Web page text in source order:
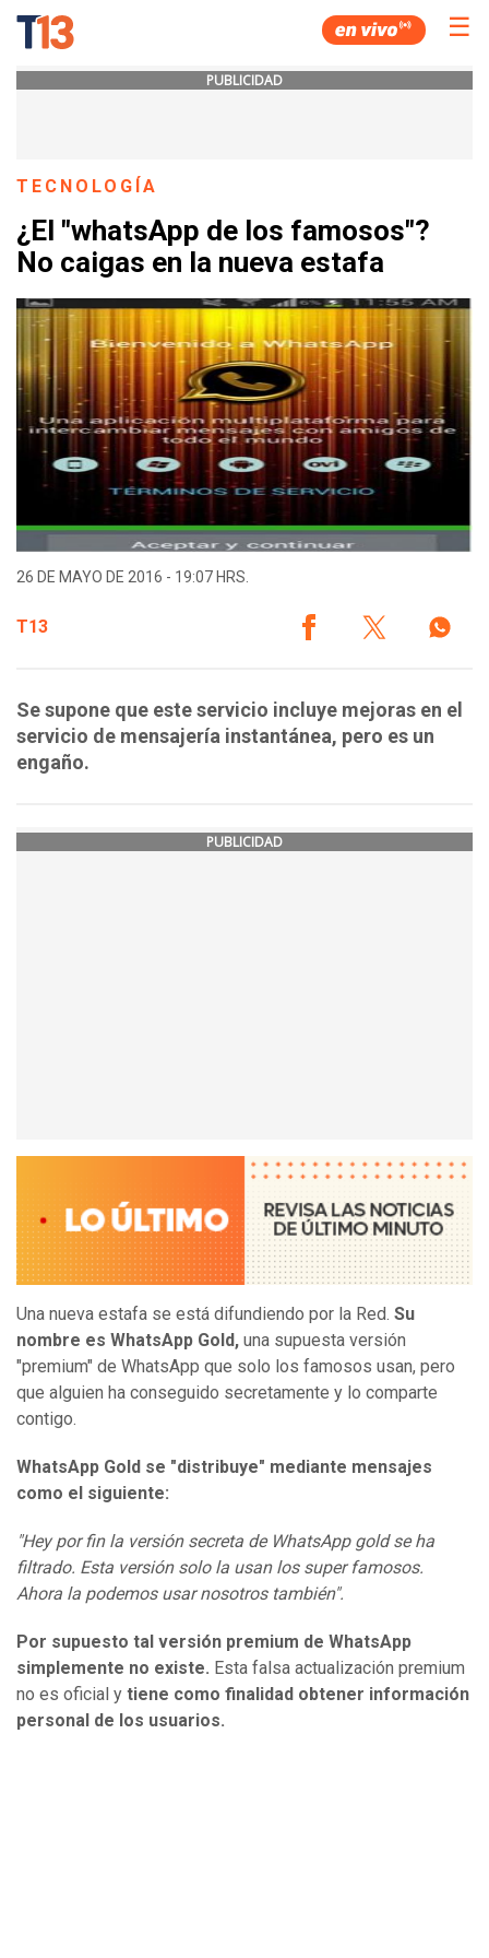
☰
PUBLICIDAD
TECNOLOGÍA
¿El "whatsApp de los famosos"?
No caigas en la nueva estafa
26 DE MAYO DE 2016 - 19:07 HRS.
T13
Se supone que este servicio incluye mejoras en el
servicio de mensajería instantánea, pero es un
engaño.
PUBLICIDAD
Una nueva estafa se está difundiendo por la Red. Su
nombre es WhatsApp Gold, una supuesta versión
"premium" de WhatsApp que solo los famosos usan, pero
que alguien ha conseguido secretamente y lo comparte
contigo.
WhatsApp Gold se "distribuye" mediante mensajes
como el siguiente:
"Hey por fin la versión secreta de WhatsApp gold se ha
filtrado. Esta versión solo la usan los super famosos.
Ahora la podemos usar nosotros también".
Por supuesto tal versión premium de WhatsApp
simplemente no existe. Esta falsa actualización premium
no es oficial y tiene como finalidad obtener información
personal de los usuarios.